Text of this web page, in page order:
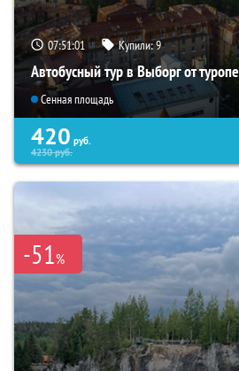
07:51:00 Купили:9
Автобусный тур в Выборг от
Сенная площадь
420 руб.
4230руб.
-51%